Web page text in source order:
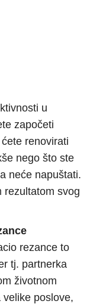
u
započeti
renovirati
nego što ste
neće napuštati.
rezultatom svog
rezance to
tj. partnerka
životnom
poslove,